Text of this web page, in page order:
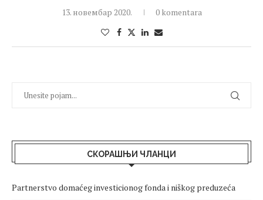
13. новембар 2020. 0 komentara
СКОРАШЊИ ЧЛАНЦИ
Partnerstvo domaćeg investicionog fonda i niškog preduzeća